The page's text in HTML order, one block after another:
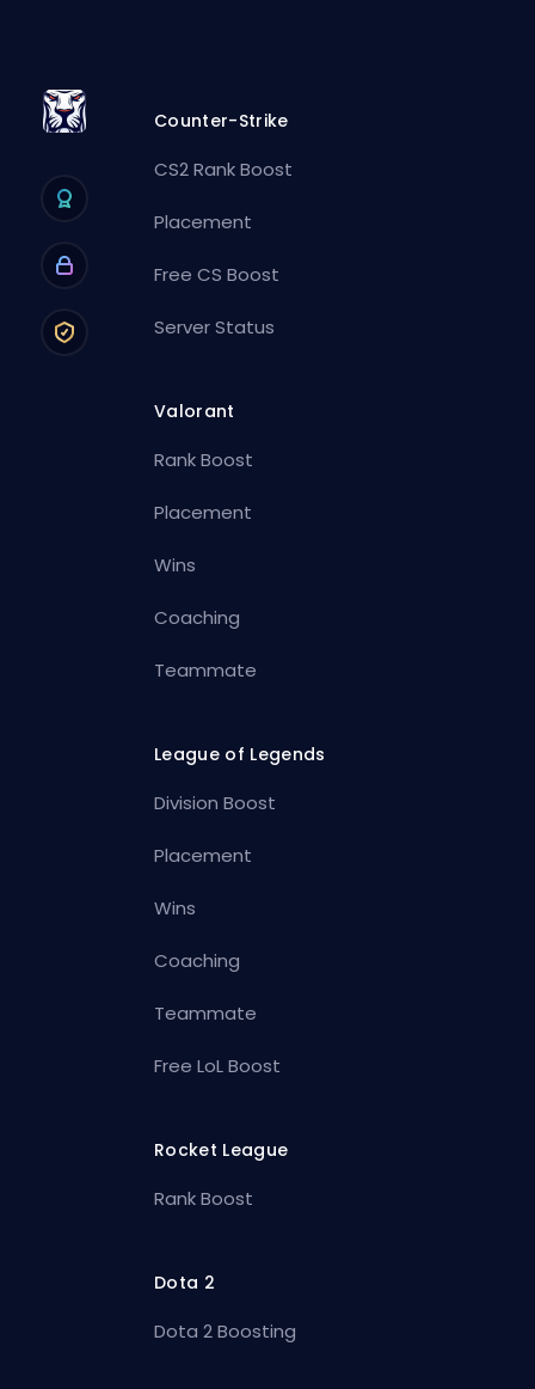
Counter-Strike
CS2 Rank Boost
Placement
Free CS Boost
Server Status
Valorant
Rank Boost
Placement
Wins
Coaching
Teammate
League of Legends
Division Boost
Placement
Wins
Coaching
Teammate
Free LoL Boost
Rocket League
Rank Boost
Dota 2
Dota 2 Boosting